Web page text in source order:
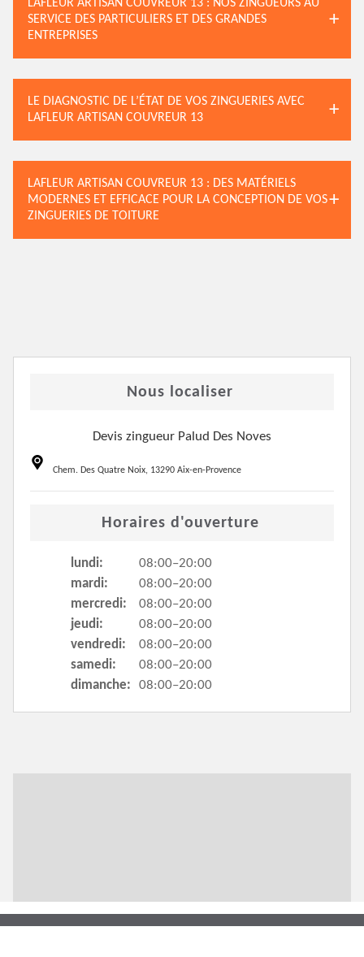
LAFLEUR ARTISAN COUVREUR 13 : NOS ZINGUEURS AU
SERVICE DES PARTICULIERS ET DES GRANDES
ENTREPRISES
LE DIAGNOSTIC DE L’ÉTAT DE VOS ZINGUERIES AVEC
LAFLEUR ARTISAN COUVREUR 13
LAFLEUR ARTISAN COUVREUR 13 : DES MATÉRIELS
MODERNES ET EFFICACE POUR LA CONCEPTION DE VOS
ZINGUERIES DE TOITURE
Nous localiser
Devis zingueur Palud Des Noves
Chem. Des Quatre Noix, 13290 Aix-en-Provence
Horaires d'ouverture
lundi:
08:00–20:00
mardi:
08:00–20:00
mercredi:
08:00–20:00
jeudi:
08:00–20:00
vendredi:
08:00–20:00
samedi:
08:00–20:00
dimanche:
08:00–20:00